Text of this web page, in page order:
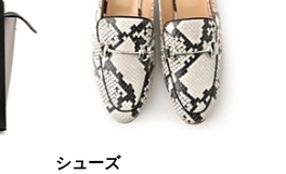
新着
予約品
シューズ